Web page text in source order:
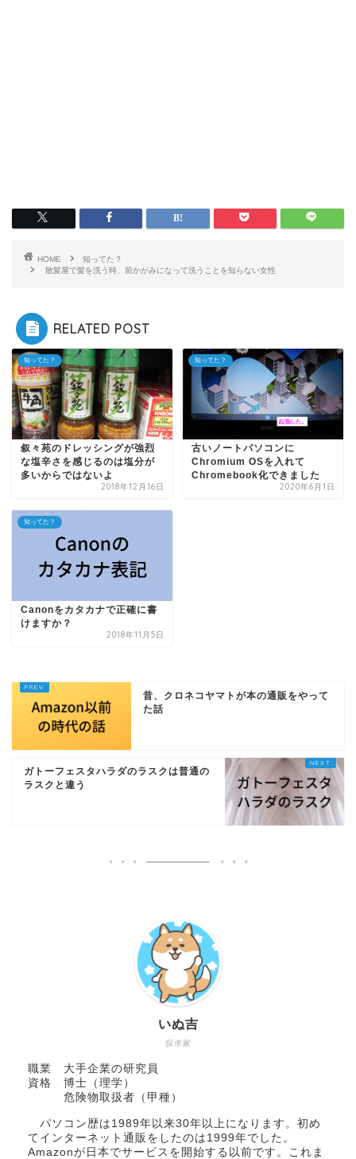
HOME
知ってた？
散髪屋で髪を洗う時、前かがみになって洗うことを知らない女性
RELATED POST
知ってた？
叙々苑のドレッシングが強烈
な塩辛さを感じるのは塩分が
多いからではないよ
2018年12月16日
知ってた？
古いノートパソコンに
Chromium OSを入れて
Chromebook化できました
2020年6月1日
知ってた？
Canonをカタカナで正確に書
けますか？
2018年11月5日
昔、クロネコヤマトが本の通販をやって
た話
ガトーフェスタハラダのラスクは普通の
ラスクと違う
探求家
いぬ吉
職業 大手企業の研究員
資格 博士（理学）
危険物取扱者（甲種）
パソコン歴は1989年以来30年以上になります。初め
てインターネット通販をしたのは1999年でした。
Amazonが日本でサービスを開始する以前です。これま